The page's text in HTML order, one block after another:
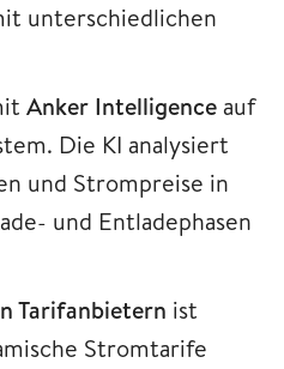
unterschiedlichen
Anker Intelligence auf
Die KI analysiert
und Strompreise in
und Entladephasen
Tarifanbietern ist
Stromtarife